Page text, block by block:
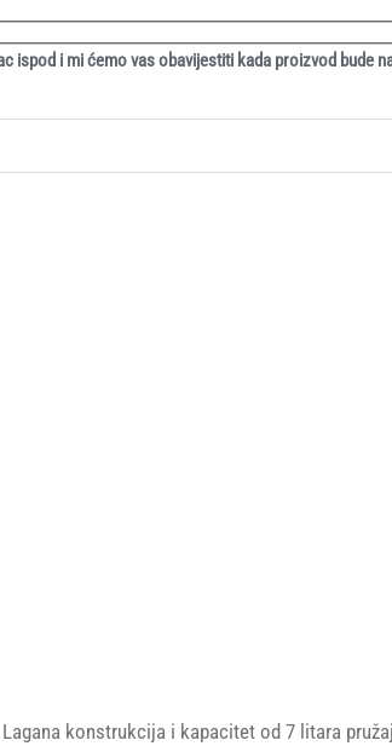
ispod i mi ćemo vas obavijestiti kada proizvod bude
konstrukcija i kapacitet od 7 litara